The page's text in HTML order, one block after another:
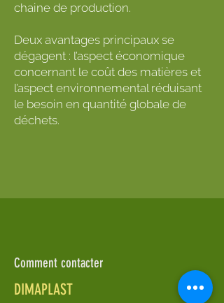
chaine de production.
Deux avantages principaux se
dégagent : l’aspect économique
concernant le coût des matières et
l’aspect environnemental réduisant
le besoin en quantité globale de
déchets.
Comment contacter
DIMAPLAST